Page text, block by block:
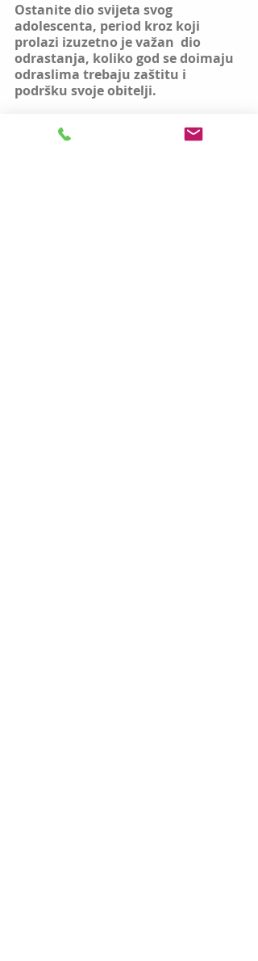
Ostanite dio svijeta svog
adolescenta, period kroz koji
prolazi izuzetno je važan  dio
odrastanja, koliko god se doimaju
odraslima trebaju zaštitu i
podršku svoje obitelji.
Ako trebate dodatne informacije ili
savjete o ovoj temi, stojimo vam na